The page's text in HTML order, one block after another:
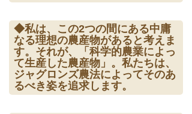
◆私は、この2つの間にある中庸
なる理想の農産物があると考えま
す。それが、「科学的農業によっ
て生産した農産物」。私たちは、
ジャグロンズ農法によってそのあ
るべき姿を追求します。